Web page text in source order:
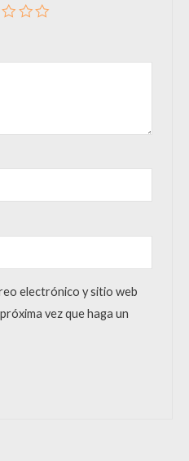
electrónico y sitio web
vez que haga un